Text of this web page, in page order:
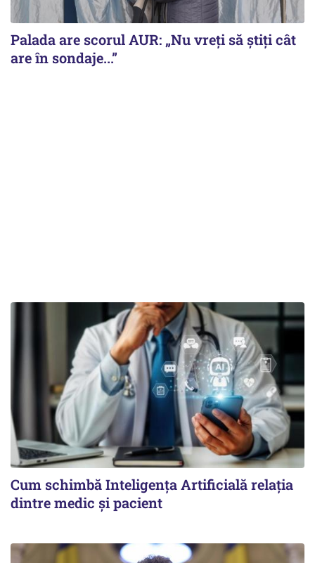
Palada are scorul AUR: „Nu vreți să știți cât
are în sondaje...”
Cum schimbă Inteligența Artificială relația
dintre medic și pacient